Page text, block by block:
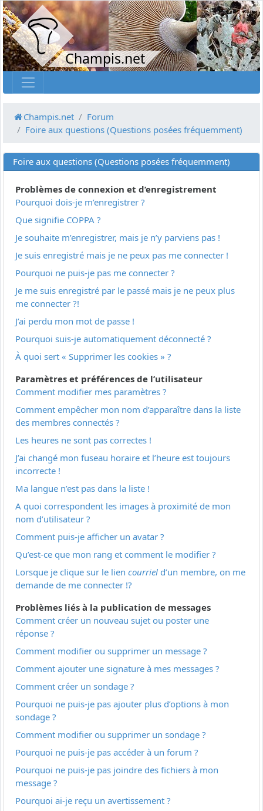
Champis.net
Champis.net
Forum
Foire aux questions (Questions posées fréquemment)
Foire aux questions (Questions posées fréquemment)
Problèmes de connexion et d’enregistrement
Pourquoi dois-je m’enregistrer ?
Que signifie COPPA ?
Je souhaite m’enregistrer, mais je n’y parviens pas !
Je suis enregistré mais je ne peux pas me connecter !
Pourquoi ne puis-je pas me connecter ?
Je me suis enregistré par le passé mais je ne peux plus
me connecter ?!
J’ai perdu mon mot de passe !
Pourquoi suis-je automatiquement déconnecté ?
À quoi sert « Supprimer les cookies » ?
Paramètres et préférences de l’utilisateur
Comment modifier mes paramètres ?
Comment empêcher mon nom d’apparaître dans la liste
des membres connectés ?
Les heures ne sont pas correctes !
J’ai changé mon fuseau horaire et l’heure est toujours
incorrecte !
Ma langue n’est pas dans la liste !
A quoi correspondent les images à proximité de mon
nom d’utilisateur ?
Comment puis-je afficher un avatar ?
Qu’est-ce que mon rang et comment le modifier ?
Lorsque je clique sur le lien courriel d’un membre, on me
demande de me connecter !?
Problèmes liés à la publication de messages
Comment créer un nouveau sujet ou poster une
réponse ?
Comment modifier ou supprimer un message ?
Comment ajouter une signature à mes messages ?
Comment créer un sondage ?
Pourquoi ne puis-je pas ajouter plus d’options à mon
sondage ?
Comment modifier ou supprimer un sondage ?
Pourquoi ne puis-je pas accéder à un forum ?
Pourquoi ne puis-je pas joindre des fichiers à mon
message ?
Pourquoi ai-je reçu un avertissement ?